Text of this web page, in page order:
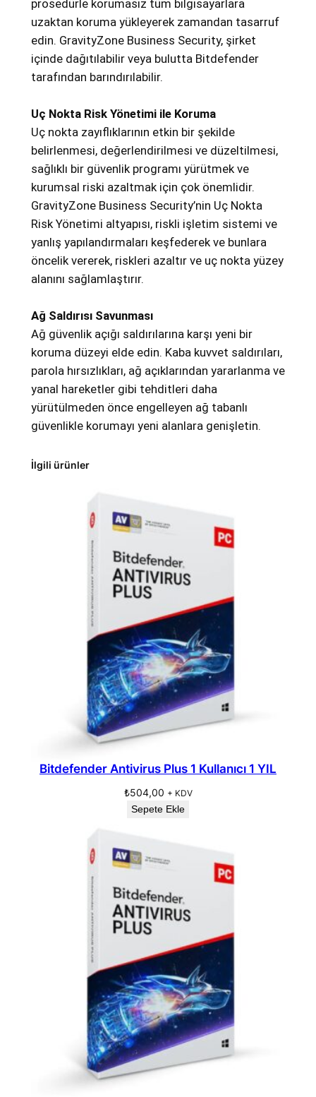
prosedürle korumasız tüm bilgisayarlara
uzaktan koruma yükleyerek zamandan tasarruf
edin. GravityZone Business Security, şirket
içinde dağıtılabilir veya bulutta Bitdefender
tarafından barındırılabilir.
Uç Nokta Risk Yönetimi ile Koruma
Uç nokta zayıflıklarının etkin bir şekilde
belirlenmesi, değerlendirilmesi ve düzeltilmesi,
sağlıklı bir güvenlik programı yürütmek ve
kurumsal riski azaltmak için çok önemlidir.
GravityZone Business Security’nin Uç Nokta
Risk Yönetimi altyapısı, riskli işletim sistemi ve
yanlış yapılandırmaları keşfederek ve bunlara
öncelik vererek, riskleri azaltır ve uç nokta yüzey
alanını sağlamlaştırır.
Ağ Saldırısı Savunması
Ağ güvenlik açığı saldırılarına karşı yeni bir
koruma düzeyi elde edin. Kaba kuvvet saldırıları,
parola hırsızlıkları, ağ açıklarından yararlanma ve
yanal hareketler gibi tehditleri daha
yürütülmeden önce engelleyen ağ tabanlı
güvenlikle korumayı yeni alanlara genişletin.
İlgili ürünler
Bitdefender Antivirus Plus 1 Kullanıcı 1 YIL
₺504,00 + KDV
Sepete Ekle